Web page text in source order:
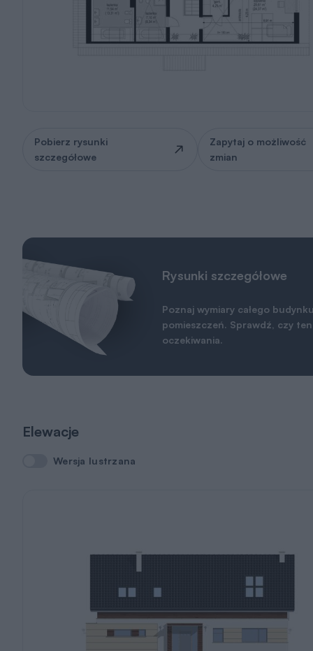
Pobierz rysunki
szczegółowe
Zapytaj o możliwość
zmian
Rysunki szczegółowe
Poznaj wymiary całego
pomieszczeń. Sprawdź, czy
oczekiwania.
Elewacje
Wersja lustrzana
Wersja lustrzana